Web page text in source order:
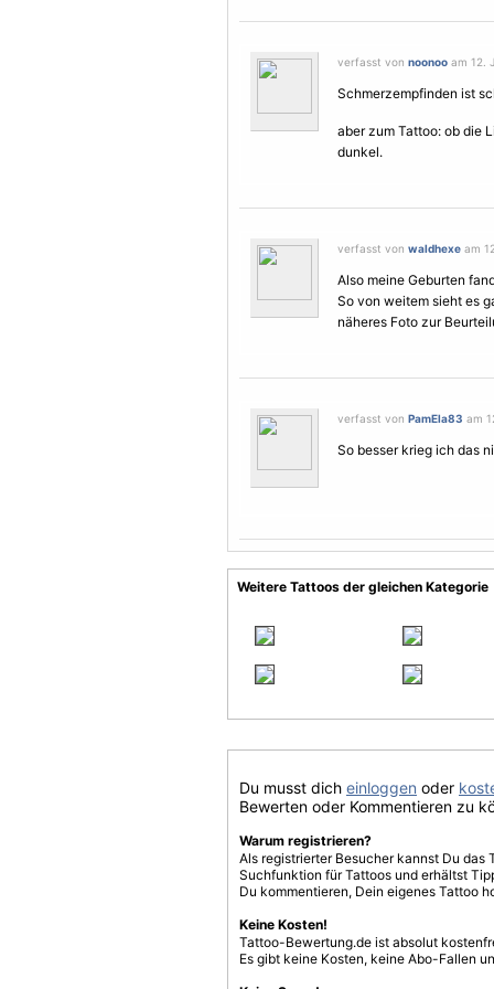
verfasst von noonoo am 12.
Schmerzempfinden ist
aber zum Tattoo: ob die
dunkel.
verfasst von waldhexe am
Also meine Geburten
So von weitem sieht es
näheres Foto zur
verfasst von PamEla83 am
So besser krieg ich das
Weitere Tattoos der gleichen Kategorie
Du musst dich einloggen oder
Bewerten oder Kommentieren zu
Warum registrieren?
Als registrierter Besucher kannst Du
Suchfunktion für Tattoos und erhältst
Du kommentieren, Dein eigenes Tattoo
Keine Kosten!
Tattoo-Bewertung.de ist absolut
Es gibt keine Kosten, keine Abo-Fallen